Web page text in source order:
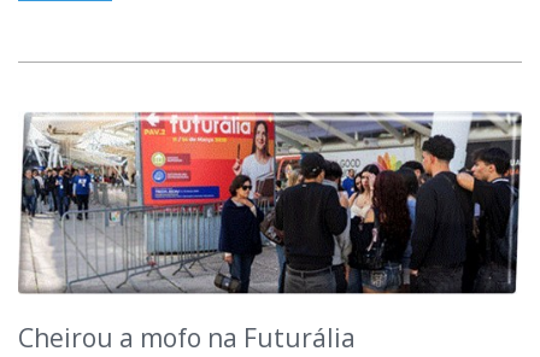
Cheirou a mofo na Futurália